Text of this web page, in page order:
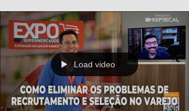
Load video